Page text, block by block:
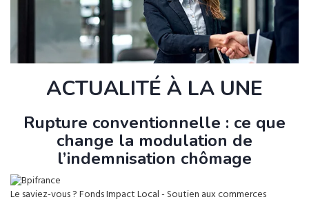
ACTUALITÉ À LA UNE
Rupture conventionnelle : ce que
change la modulation de
l’indemnisation chômage
Le saviez-vous ?Fonds Impact Local - Soutien aux commerces